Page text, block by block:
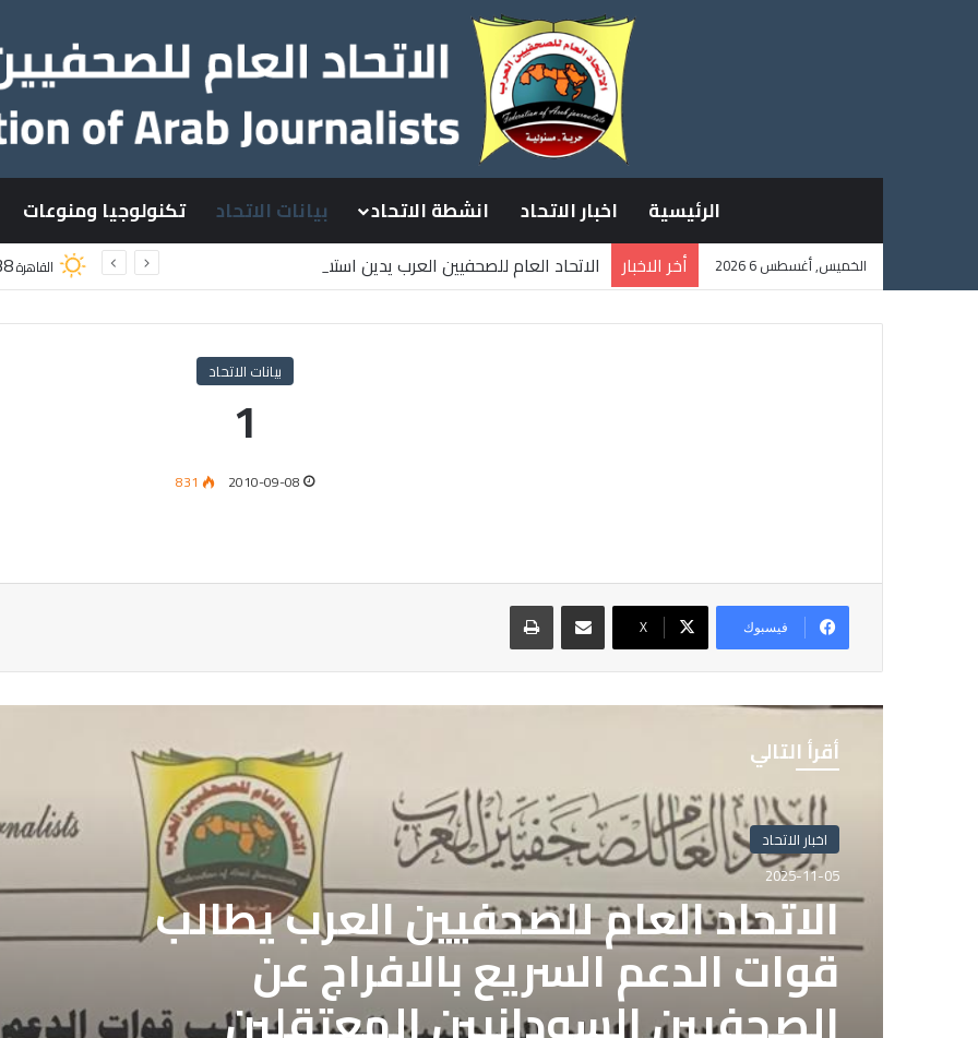
الرئيسية اخبار الاتحاد انشطة الاتحاد بيانات الاتحاد تكنولوجيا ومنوعات
الخميس, أغسطس 6 2026 أخر الاخبار
الاتحاد العام للصحفيين العرب يدين استشهاد
القاهرة
بيانات الاتحاد
1
2010-09-08
831
فيسبوك X
مشاركة عبر البريد طباعة
أقرأ التالي
اخبار الاتحاد
2025-11-05
الاتحاد العام للصحفيين العرب يطالب
قوات الدعم السريع بالافراج عن